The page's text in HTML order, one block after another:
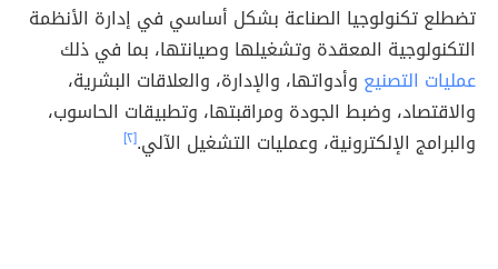
تضطلع تكنولوجيا الصناعة بشكل أساسي في إدارة الأنظمة
التكنولوجية المعقدة وتشغيلها وصيانتها، بما في ذلك
عمليات التصنيع وأدواتها، والإدارة، والعلاقات البشرية،
والاقتصاد، وضبط الجودة ومراقبتها، وتطبيقات الحاسوب،
والبرامج الإلكترونية، وعمليات التشغيل الآلي.[٢]